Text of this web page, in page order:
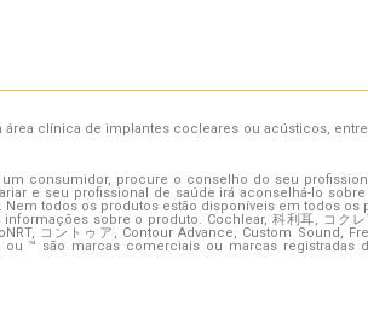
clínica de implantes cocleares ou acústicos,
consumidor, procure o conselho do seu
e seu profissional de saúde irá aconselhá-lo
todos os produtos estão disponíveis em todos os
sobre o produto. Cochlear, 科利耳, コクレ
コントゥア, Contour Advance, Custom Sound,
™ são marcas comerciais ou marcas registradas